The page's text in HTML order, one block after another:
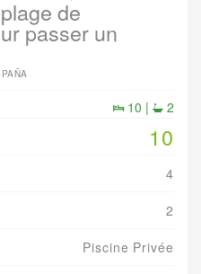
de
passer un
10 |
2
10
4
2
Piscine Privée